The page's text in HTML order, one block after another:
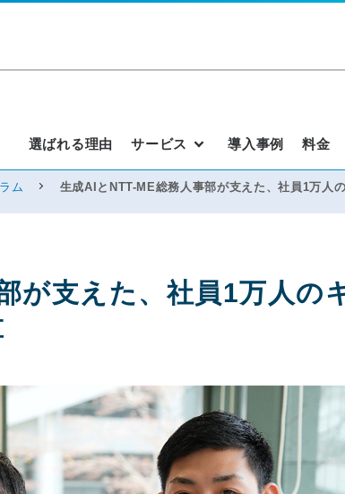
選ばれる理由 サービス 導入事例 料金
ム 生成AIとNTT-ME総務人事部が支えた、社員1万人
が支えた、社員1万人の